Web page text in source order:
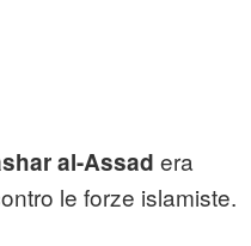
al-Assad era
le forze islamiste.